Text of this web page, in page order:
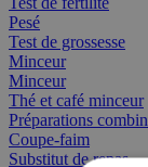
Pesé
Test de grossesse
Minceur
Minceur
Thé et café minceur
Préparations
Coupe-faim
Substitut de repas